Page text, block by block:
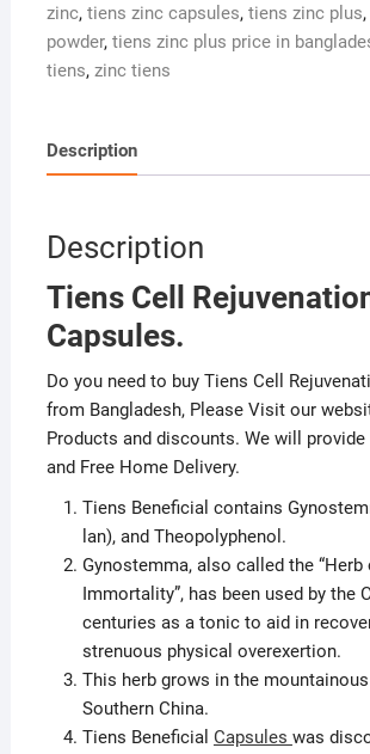
zinc, tiens zinc capsules, tiens zinc plus,
powder, tiens zinc plus price in
tiens, zinc tiens
Description
Description
Tiens Cell
Capsules.
Do you need to buy Tiens Cell
from Bangladesh, Please Visit our
Products and discounts. We will provide
and Free Home Delivery.
Tiens Beneficial contains
lan), and Theopolyphenol.
Gynostemma, also called the “Herb
Immortality”, has been used by the
centuries as a tonic to aid in
strenuous physical overexertion.
This herb grows in the
Southern China.
Tiens Beneficial Capsules was